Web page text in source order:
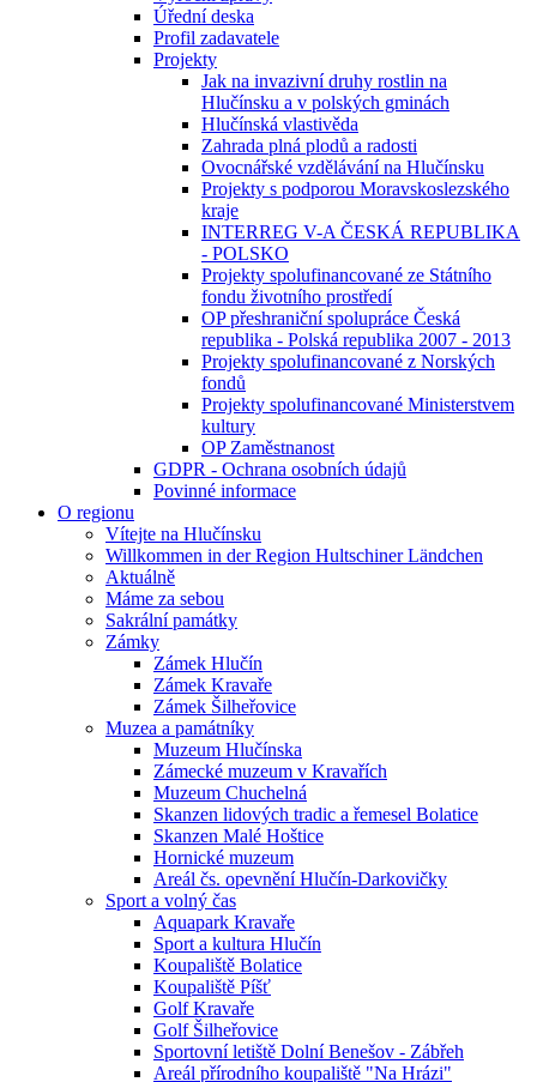
Úřední deska
Profil zadavatele
Projekty
Jak na invazivní druhy rostlin na
Hlučínsku a v polských gminách
Hlučínská vlastivěda
Zahrada plná plodů a radosti
Ovocnářské vzdělávání na Hlučínsku
Projekty s podporou Moravskoslezského
kraje
INTERREG V-A ČESKÁ REPUBLIKA
- POLSKO
Projekty spolufinancované ze Státního
fondu životního prostředí
OP přeshraniční spolupráce Česká
republika - Polská republika 2007 - 2013
Projekty spolufinancované z Norských
fondů
Projekty spolufinancované Ministerstvem
kultury
OP Zaměstnanost
GDPR - Ochrana osobních údajů
Povinné informace
O regionu
Vítejte na Hlučínsku
Willkommen in der Region Hultschiner Ländchen
Aktuálně
Máme za sebou
Sakrální památky
Zámky
Zámek Hlučín
Zámek Kravaře
Zámek Šilheřovice
Muzea a památníky
Muzeum Hlučínska
Zámecké muzeum v Kravařích
Muzeum Chuchelná
Skanzen lidových tradic a řemesel Bolatice
Skanzen Malé Hoštice
Hornické muzeum
Areál čs. opevnění Hlučín-Darkovičky
Sport a volný čas
Aquapark Kravaře
Sport a kultura Hlučín
Koupaliště Bolatice
Koupaliště Píšť
Golf Kravaře
Golf Šilheřovice
Sportovní letiště Dolní Benešov - Zábřeh
Areál přírodního koupaliště "Na Hrázi"